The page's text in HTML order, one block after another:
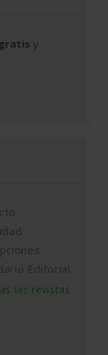
y
Editorial
las revistas